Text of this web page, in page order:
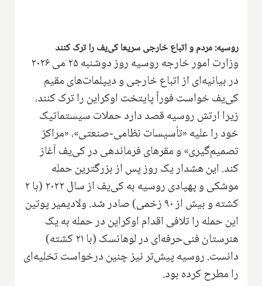
روسیه: مردم و اتباع خارجی سریعا کی‌یف را ترک کنند
وزارت امور خارجه روسیه روز دوشنبه ۲۵ می ۲۰۲۶
در بیانیه‌ای از اتباع خارجی و دیپلمات‌های مقیم
کی‌یف خواست فوراً پایتخت اوکراین را ترک کنند،
زیرا ارتش روسیه قصد دارد حملات سیستماتیک
خود را علیه «تأسیسات نظامی-صنعتی»، «مراکز
تصمیم‌گیری» و مقرهای فرماندهی در کی‌یف آغاز
کند. این هشدار یک روز پس از بزرگترین حمله
موشکی و پهپادی روسیه به کی‌یف از سال ۲۰۲۲ (با ۲
کشته و بیش از ۹۰ زخمی) صادر شد. ولادیمیر پوتین
این حمله را تلافی اقدام اوکراین در حمله به یک
هنرستان فنی‌حرفه‌ای در لوهانسک (با ۲۱ کشته)
دانست. روسیه پیش‌تر نیز چنین درخواست تخلیه‌ای
را مطرح کرده بود.